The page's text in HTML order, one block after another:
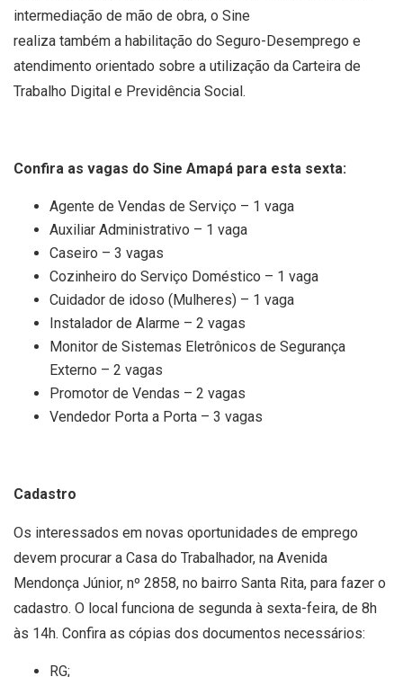
intermediação de mão de obra, o Sine
realiza também a habilitação do Seguro-Desemprego e
atendimento orientado sobre a utilização da Carteira de
Trabalho Digital e Previdência Social.
Confira as vagas do Sine Amapá para esta sexta:
Agente de Vendas de Serviço – 1 vaga
Auxiliar Administrativo – 1 vaga
Caseiro – 3 vagas
Cozinheiro do Serviço Doméstico – 1 vaga
Cuidador de idoso (Mulheres) – 1 vaga
Instalador de Alarme – 2 vagas
Monitor de Sistemas Eletrônicos de Segurança
Externo – 2 vagas
Promotor de Vendas – 2 vagas
Vendedor Porta a Porta – 3 vagas
Cadastro
Os interessados em novas oportunidades de emprego
devem procurar a Casa do Trabalhador, na Avenida
Mendonça Júnior, nº 2858, no bairro Santa Rita, para fazer o
cadastro. O local funciona de segunda à sexta-feira, de 8h
às 14h. Confira as cópias dos documentos necessários:
RG;